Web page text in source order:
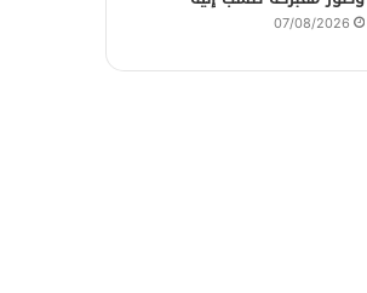
07/08/2026